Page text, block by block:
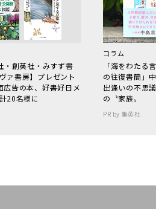
・創英社・みすず書
ァ書房】プレゼント
広告の本、好書好日メ
20名様に
コラム
「海をわた
の往復書簡」
出逢いの不思
の〝家族〟
PR by 集英社